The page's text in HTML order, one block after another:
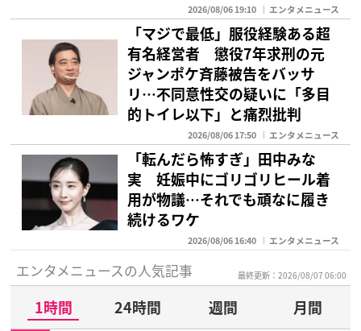
2026/08/06 19:10 エンタメニュース
「マジで最低」服役経験ある超
有名経営者 懲役7年求刑の元
ジャンポケ斉藤被告をバッサ
リ…不同意性交の疑いに「多目
的トイレ以下」と痛烈批判
2026/08/06 17:50 エンタメニュース
「転んだら怖すぎ」田中みな
実 妊娠中にゴリゴリヒール着
用が物議…それでも頑なに履き
続けるワケ
2026/08/06 16:40 エンタメニュース
エンタメニュースの人気記事 最終更新：2026/08/07 06:00
1時間 24時間 週間
月間